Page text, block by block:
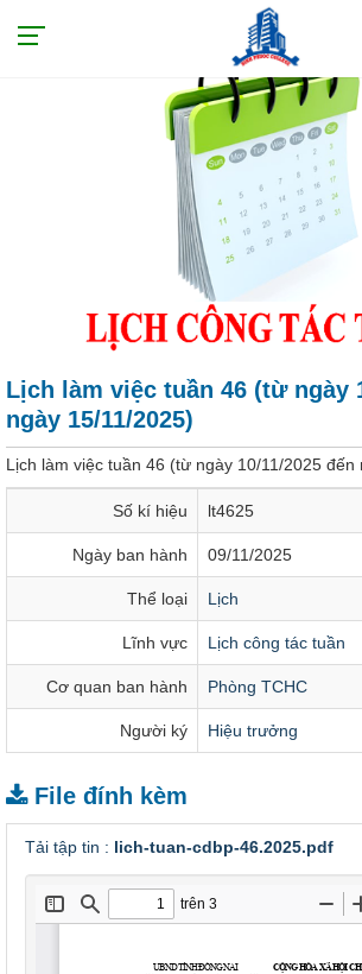
Lịch làm việc tuần 46 (từ ngày
ngày 15/11/2025)
Lịch làm việc tuần 46 (từ ngày 10/11/2025 đến
Số kí hiệu lt4625
Ngày ban hành 09/11/2025
Thể loại Lịch
Lĩnh vực Lịch công tác tuần
Cơ quan ban hành Phòng TCHC
Người ký Hiệu trưởng
File đính kèm
Tải tập tin : lich-tuan-cdbp-46.2025.pdf